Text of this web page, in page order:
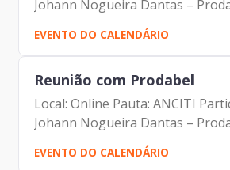
Johann Nogueira Dantas –
Moreira Garcia _ Prodabel
Prodabel Samuel Araujo –
Augusto Roscoe Da Roch –...
EVENTO DO CALENDÁRIO
Reunião com Prodabel
Local: Online Pauta: ANCITI
Johann Nogueira Dantas –
Moreira Garcia _ Prodabel
Prodabel Samuel Araujo –
EVENTO DO CALENDÁRIO